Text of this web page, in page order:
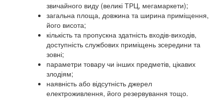
звичайного виду (великі ТРЦ, мегамаркети);
загальна площа, довжина та ширина приміщення,
його висота;
кількість та пропускна здатність входів-виходів,
доступність службових приміщень зсередини та
зовні;
параметри товару чи інших предметів, цікавих
злодіям;
наявність або відсутність джерел
електроживлення, його резервування тощо.